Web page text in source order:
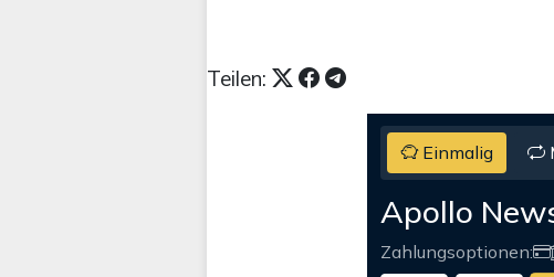
Teilen:
Einmalig
Apollo
Zahlungsoptionen: